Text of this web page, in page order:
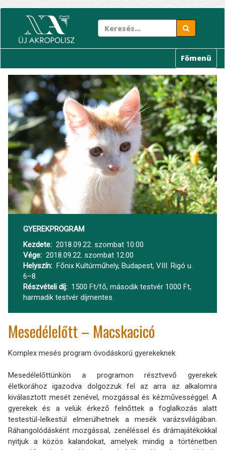
tartalomra
Főmenü
GYEREKPROGRAM
Kezdete
2018.09.22. szombat 10:00
Vége
2018.09.22. szombat 12:00
Helyszín
Főnix Kultúrműhely, Budapest, VIII. Rigó u.
6–8.
Részvételi díj
1500 Ft/fő, második testvér 1000 Ft,
harmadik testvér díjmentes.
Mesedélelőtt – Macskacicó
Komplex mesés program óvodáskorú gyerekeknek
Mesedélelőttünkön a programon résztvevő gyerekek
életkorához igazodva dolgozzuk fel az arra az alkalomra
kiválasztott mesét zenével, mozgással és kézművességgel. A
gyerekek és a velük érkező felnőttek a foglalkozás alatt
testestül-lelkestül elmerülhetnek a mesék varázsvilágában.
Ráhangolódásként mozgással, zenéléssel és drámajátékokkal
nyitjuk a közös kalandokat, amelyek mindig a történetben